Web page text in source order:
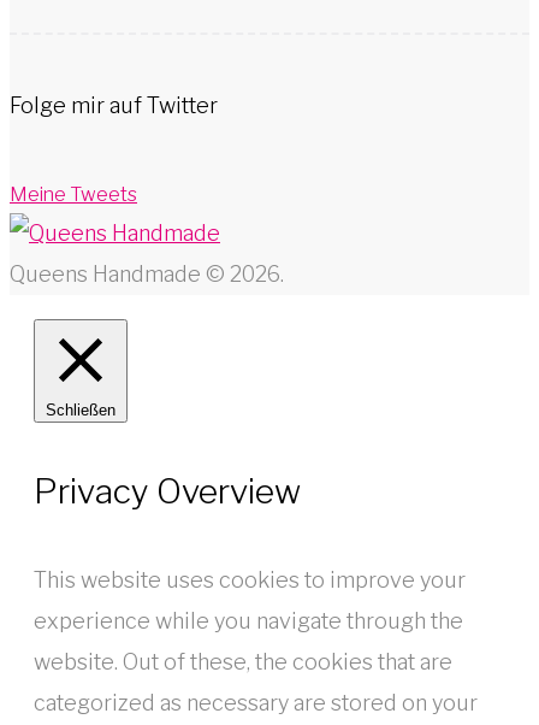
Folge mir auf Twitter
Meine Tweets
Queens Handmade © 2026.
Schließen
Privacy Overview
This website uses cookies to improve your
experience while you navigate through the
website. Out of these, the cookies that are
categorized as necessary are stored on your